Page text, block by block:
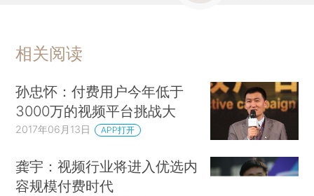
相关阅读
孙忠怀：付费用户今年低于
3000万的视频平台挑战大
2017年06月13日 APP打开
龚宇：视频行业将进入优选内
容规模付费时代